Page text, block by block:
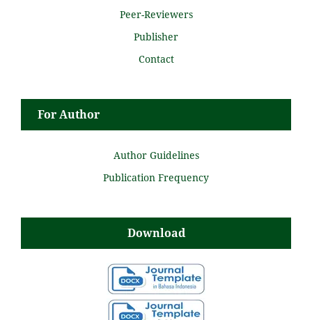
Peer-Reviewers
Publisher
Contact
For Author
Author Guidelines
Publication Frequency
Download